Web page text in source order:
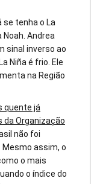
se tenha o La
Noah. Andrea
sinal inverso ao
Niña é frio. Ele
na Região
quente já
da Organização
não foi
assim, o
o mais
o índice do